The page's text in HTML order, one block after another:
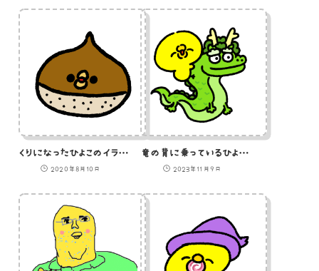
くりになったひよこのイラスト
2020年8月10日
竜の背に乗っているひよこのGIFアニメ
2023年11月9日